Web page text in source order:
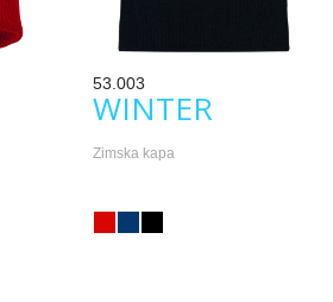
53.003
WINTER
Zimska kapa